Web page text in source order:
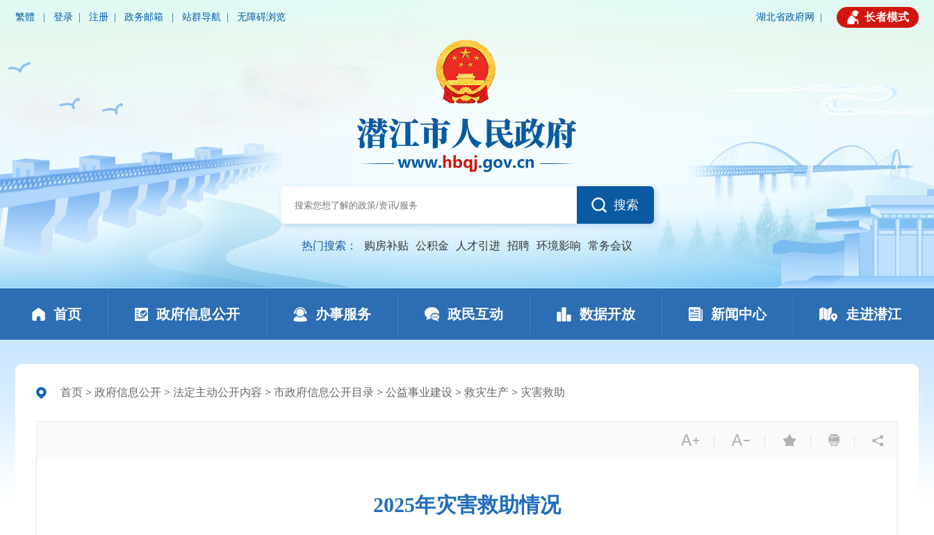
繁體 登录 注册 政务邮箱 站群导航 无障碍浏览 湖北省政府网 长者模式
搜索
热门搜索： 购房补贴 公积金 人才引进 招聘 环境影响 常务会议
首页 政府信息公开 办事服务 政民互动 数据开放 新闻中心 走进潜江
首页 > 政府信息公开 > 法定主动公开内容 > 市政府信息公开目录 > 公益事业建设 > 救灾生产 > 灾害救助
| | | |
2025年灾害救助情况